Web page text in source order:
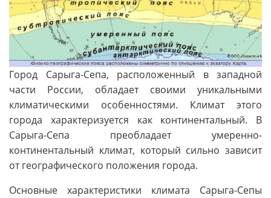
Город Сарыга-Сепа, расположенный в западной
части России, обладает своими уникальными
климатическими особенностями. Климат этого
города характеризуется как континентальный. В
Сарыга-Сепа преобладает умеренно-
континентальный климат, который сильно зависит
от географического положения города.
Основные характеристики климата Сарыга-Сепы